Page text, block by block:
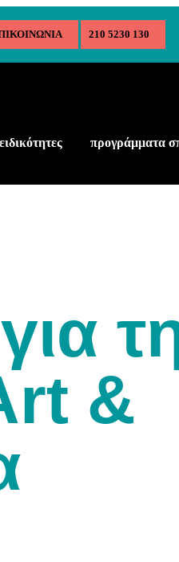
210 5230 130
ειδικότητες προγράμματα
&